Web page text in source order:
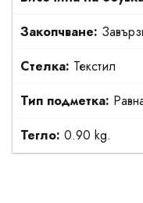
Закопчване:
Стелка: Текстил
Тип подметка:
Тегло: 0.90 kg.